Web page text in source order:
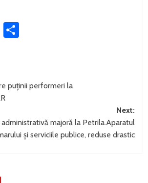
Partajează
puținii performeri la
Next:
majoră la Petrila.Aparatul
și serviciile publice, reduse drastic